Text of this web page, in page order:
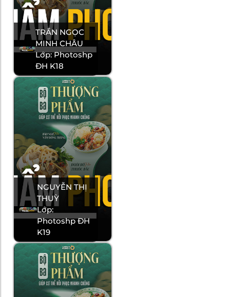
TRẦN NGỌC
MINH CHÂU
Lớp: Photoshp
ĐH K18
NGUYỄN THỊ
THUỲ
Lớp:
Photoshp ĐH
K19